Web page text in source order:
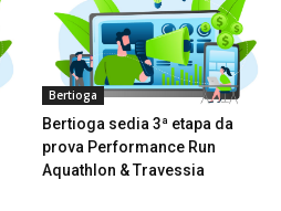
Bertioga
Bertioga sedia 3ª etapa da
prova Performance Run
Aquathlon & Travessia